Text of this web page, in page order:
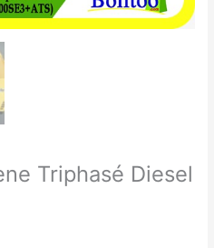
Triphasé Diesel